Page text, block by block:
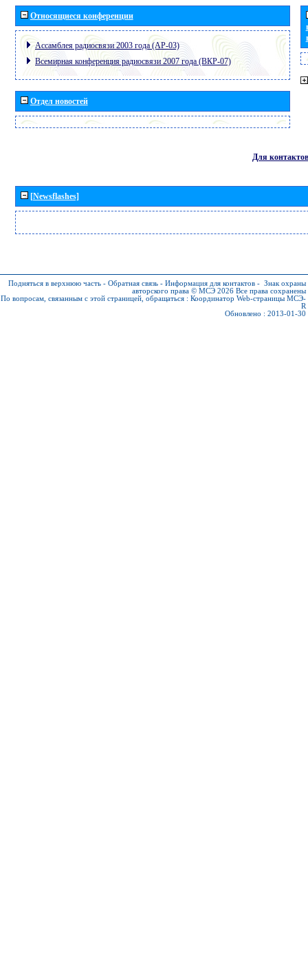
Относящиеся конференции
Ассамблея радиосвязи 2003 года (АР-03)
Всемирная конференция радиосвязи 2007 года (ВКР-07)
Отдел новостей
Для контактов
[Newsflashes]
Подняться в верхнюю часть - Обратная связь - Информация для контактов - Знак охраны
авторского права © МСЭ 2026 Все права сохранены
По вопросам, связанным с этой страницей, обращаться : Координатор Web-страницы МСЭ-
R
Обновлено : 2013-01-30